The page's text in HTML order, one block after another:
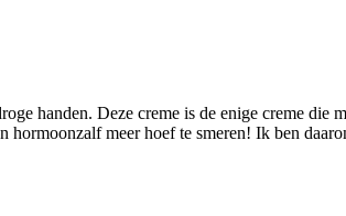
handen. Deze creme is de enige creme
meer hoef te smeren! Ik ben